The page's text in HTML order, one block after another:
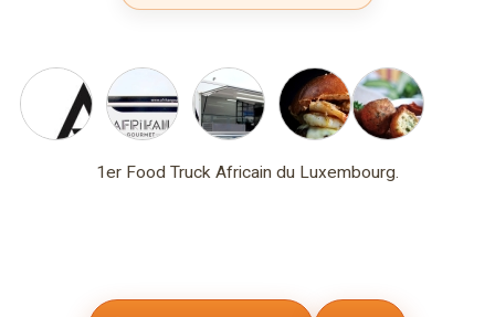
1er Food Truck Africain du Luxembourg.